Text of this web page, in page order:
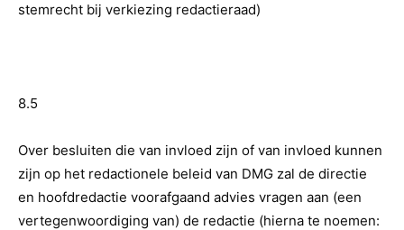
stemrecht bij verkiezing redactieraad)
8.5
Over besluiten die van invloed zijn of van invloed kunnen
zijn op het redactionele beleid van DMG zal de directie
en hoofdredactie voorafgaand advies vragen aan (een
vertegenwoordiging van) de redactie (hierna te noemen: